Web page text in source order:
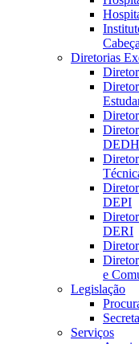
Diretorias
DEDH
DEPI
DERI
e
Legislação
Serviços